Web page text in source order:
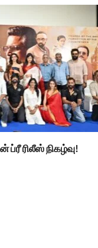
ப்ரீ ரிலீஸ் நிகழ்வு!